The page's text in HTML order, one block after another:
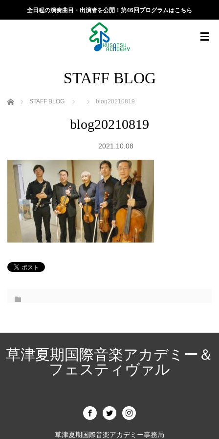
全日程の演奏曲目・出演者を公開！第46回プログラムはこちら
STAFF BLOG
ホーム STAFF BLOG blog20210819
blog20210819
2021.10.08
草津夏期国際音楽アカデミー＆
フェスティヴァル
草津夏期国際音楽アカデミー事務局